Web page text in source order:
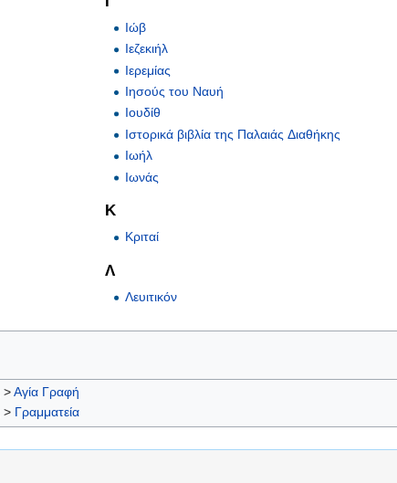
Ιώβ
Ιεζεκιήλ
Ιερεμίας
Ιησούς του Ναυή
Ιουδίθ
Ιστορικά βιβλία της Παλαιάς Διαθήκης
Ιωήλ
Ιωνάς
Κ
Κριταί
Λ
Λευιτικόν
>Αγία Γραφή
> Γραμματεία